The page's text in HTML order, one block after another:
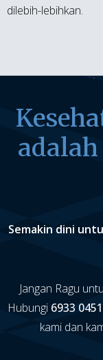
dilebih-lebihkan.
Semakin dini
Jangan Ragu
Hubungi 6933 0451
kami dan